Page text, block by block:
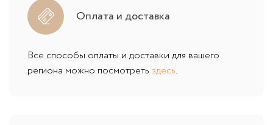
Оплата и доставка
Все способы оплаты и доставки для вашего
региона можно посмотреть здесь.